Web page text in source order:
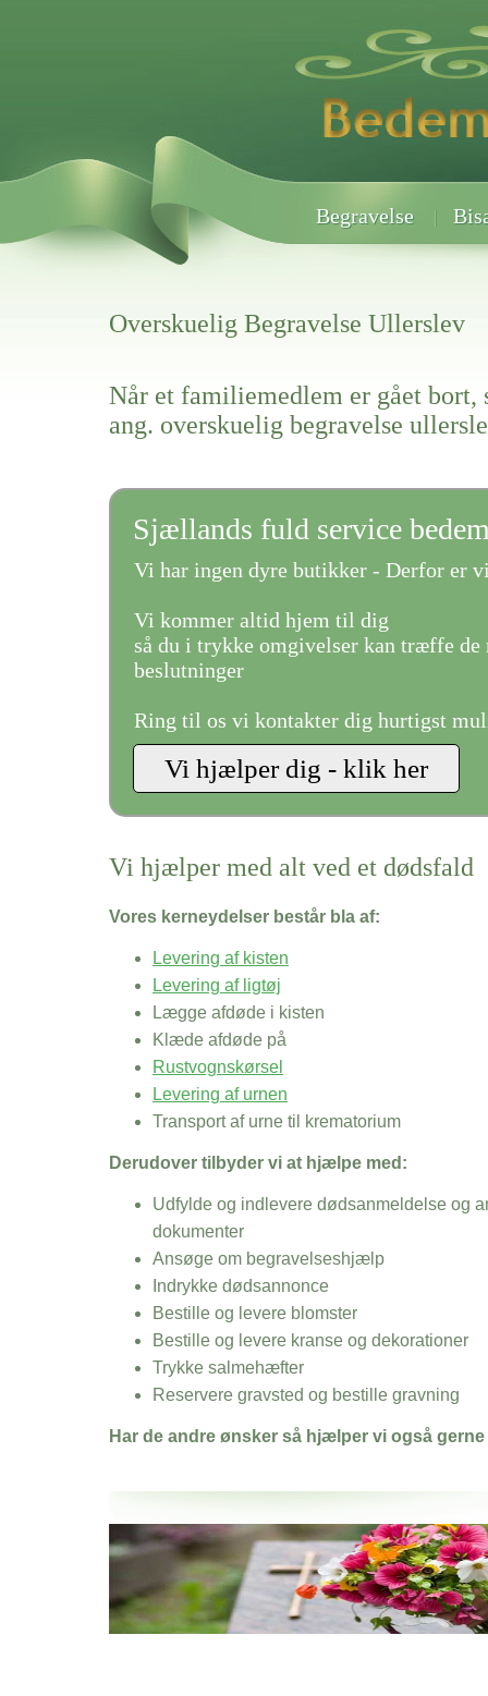
Begravelse
Overskuelig Begravelse Ullerslev
Når et familiemedlem er gået bort,
ang. overskuelig begravelse
Sjællands fuld service
Vi har ingen dyre butikker - Derfor er
Vi kommer altid hjem til dig
så du i trykke omgivelser kan træffe de
beslutninger
Ring til os vi kontakter dig hurtigst
Vi hjælper med alt ved et dødsfald
Vores kerneydelser består bla af:
Levering af kisten
Levering af ligtøj
Lægge afdøde i kisten
Klæde afdøde på
Rustvognskørsel
Levering af urnen
Transport af urne til krematorium
Derudover tilbyder vi at hjælpe med:
Udfylde og indlevere dødsanmeldelse og
dokumenter
Ansøge om begravelseshjælp
Indrykke dødsannonce
Bestille og levere blomster
Bestille og levere kranse og dekorationer
Trykke salmehæfter
Reservere gravsted og bestille gravning
Har de andre ønsker så hjælper vi også gerne
Her hos os får du altid en god afslutning når det gælder
Overskuelig Begravelse Ullerslev
vi hjælper i alle faser af begravelsel